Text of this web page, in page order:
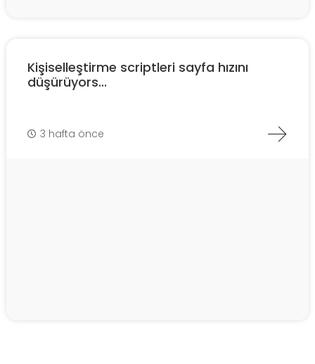
Kişiselleştirme scriptleri sayfa hızını
düşürüyors...
3 hafta önce